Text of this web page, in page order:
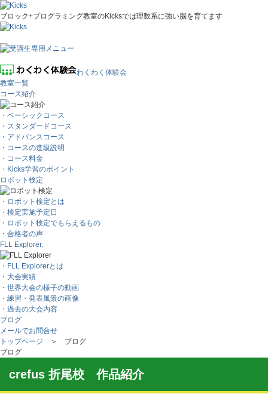
ブロック+プログラミング教室のKicksでは理数系に強い脳を育てます
わくわく体験会
教室一覧
コース紹介
・ベーシックコース
・スタンダードコース
・アドバンスコース
・コースの進級説明
・コース料金
・Kicks学習のポイント
ロボット検定
・ロボット検定とは
・検定実施予定日
・ロボット検定でもらえるもの
・合格者の声
FLL Explorer.
・FLL Explorerとは
・大会実績
・世界大会の様子の動画
・練習・発表風景の画像
・過去の大会内容
ブログ
メールでお問合せ
トップページ ＞ ブログ
ブログ
crefus 折尾校 作品紹介